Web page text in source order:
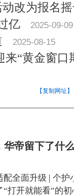
动改为报名
亿
2025-09-09
2025-08-15
“黄金窗口
【复制网址】
华帝留下了什
配全面升级 | 个护
“打开就能看”的初